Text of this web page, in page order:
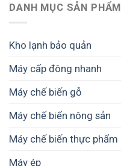
DANH MỤC SẢN PHẨM
Kho lạnh bảo quản
Máy cấp đông nhanh
Máy chế biến gỗ
Máy chế biến nông sản
Máy chế biến thực phẩm
Máy ép